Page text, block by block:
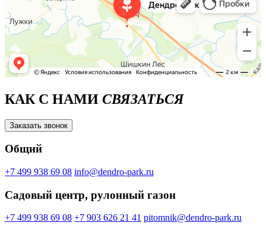
КАК С НАМИ СВЯЗАТЬСЯ
Заказать звонок
Общий
+7 499 938 69 08 info@dendro-park.ru
Садовый центр, рулонный газон
+7 499 938 69 08 +7 903 626 21 41 pitomnik@dendro-park.ru